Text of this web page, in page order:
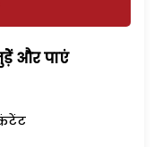
और पाएं